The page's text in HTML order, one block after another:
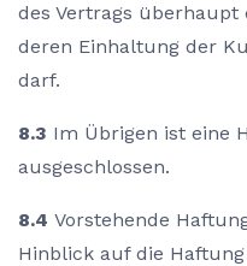
des Vertrags
deren Einhaltung der
darf.
8.3 Im Übrigen ist eine
ausgeschlossen.
8.4 Vorstehende
Hinblick auf die